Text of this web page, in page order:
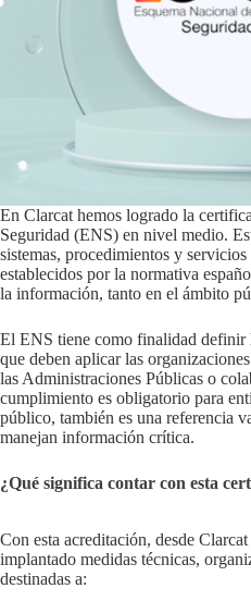
En Clarcat hemos logrado la
Seguridad (ENS) en nivel medio.
sistemas, procedimientos y
establecidos por la normativa
la información, tanto en el ámbito
El ENS tiene como finalidad definir
que deben aplicar las
las Administraciones Públicas o
cumplimiento es obligatorio para
público, también es una referencia
manejan información crítica.
¿Qué significa contar con esta
Con esta acreditación, desde
implantado medidas técnicas,
destinadas a: